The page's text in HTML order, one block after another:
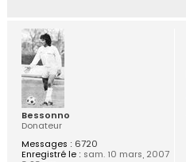
Bessonno
Donateur
Messages : 6720
Enregistré le : sam. 10 mars, 2007